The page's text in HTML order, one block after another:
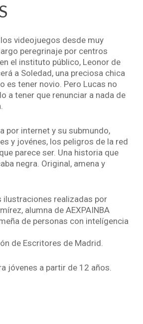
videojuegos desde muy
peregrinaje por centros
el instituto público, Leonor de
a Soledad, una preciosa chica
es tener novio. Pero Lucas no
a tener que renunciar a nada de
por internet y su submundo,
y jovénes, los peligros de la red
parece ser. Una historia que
negra. Original, amena y
ilustraciones realizadas por
alumna de AEXPAINBA
de personas con intelígencia
de Escritores de Madrid.
jóvenes a partir de 12 años.